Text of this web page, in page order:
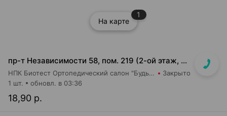
На карте
1
пр-т Независимости 58, пом. 219 (2-ой этаж, ТЦ Московско-Венский)
НПК Биотест Ортопедический салон "Будь в тонусе" Закрыто
18,90 р.
1 шт. обновл. в 03:36